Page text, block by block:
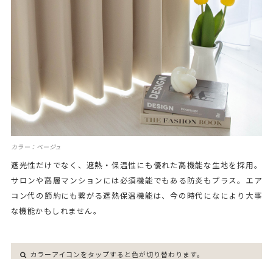
カラー：ベージュ
遮光性だけでなく、遮熱・保温性にも優れた高機能な生地を採用。
サロンや高層マンションには必須機能でもある防炎もプラス。エア
コン代の節約にも繋がる遮熱保温機能は、今の時代になにより大事
な機能かもしれません。
カラーアイコンをタップすると色が切り替わります。